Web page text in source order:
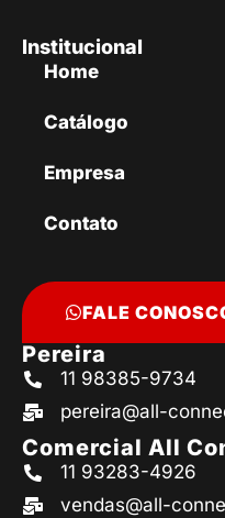
Institucional
Home
Catálogo
Empresa
Contato
FALE
Pereira
11 98385-9734
pereira@all-
Comercial All
11 93283-4926
vendas@all-